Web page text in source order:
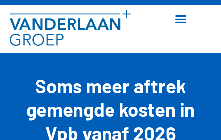
Soms meer aftrek
gemengde kosten in
Vpb vanaf 2026